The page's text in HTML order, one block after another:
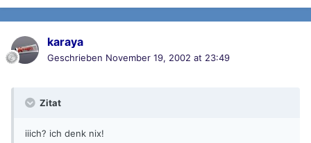
karaya
Geschrieben November 19, 2002 at 23:49
Zitat
iiich? ich denk nix!